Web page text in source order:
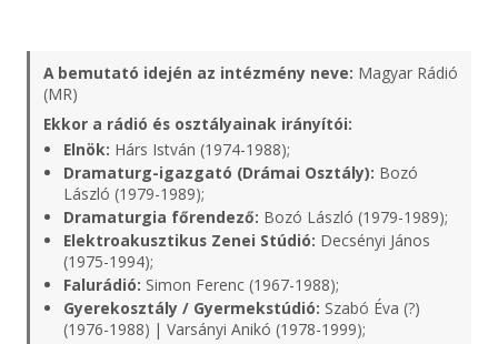
A bemutató idején az intézmény neve: Magyar Rádió
(MR)
Ekkor a rádió és osztályainak irányítói:
Elnök: Hárs István (1974-1988);
Dramaturg-igazgató (Drámai Osztály): Bozó
László (1979-1989);
Dramaturgia főrendező: Bozó László (1979-1989);
Elektroakusztikus Zenei Stúdió: Decsényi János
(1975-1994);
Falurádió: Simon Ferenc (1967-1988);
Gyerekosztály / Gyermekstúdió: Szabó Éva (?)
(1976-1988) | Varsányi Anikó (1978-1999);